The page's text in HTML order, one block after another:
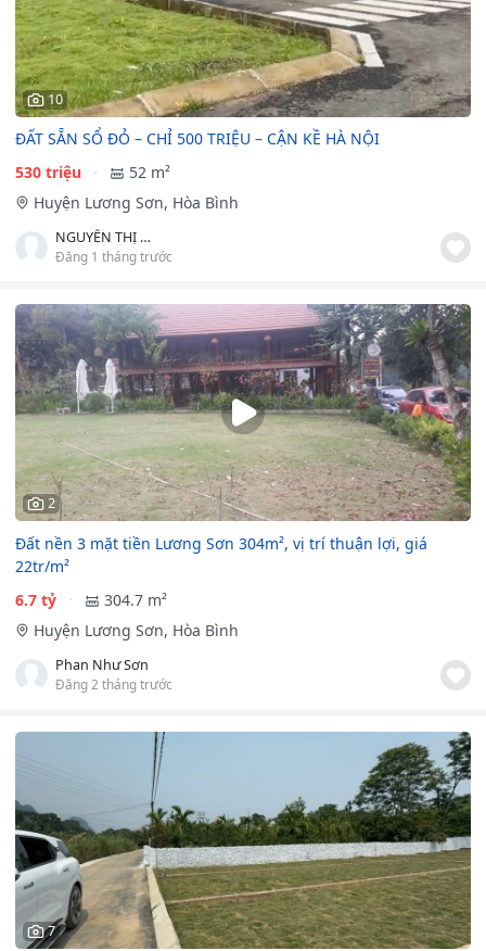
10
ĐẤT SẴN SỔ ĐỎ – CHỈ 500 TRIỆU – CẬN KỀ HÀ NỘI
530 triệu
52 m²
Huyện Lương Sơn, Hòa Bình
NGUYỄN THỊ HỒNG HÀ
Đăng 1 tháng trước
2
Đất nền 3 mặt tiền Lương Sơn 304m², vị trí thuận lợi, giá
22tr/m²
6.7 tỷ
304.7 m²
Huyện Lương Sơn, Hòa Bình
Phan Như Sơn
Đăng 2 tháng trước
7